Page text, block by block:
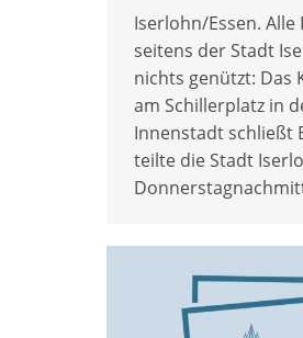
Iserlohn/Essen.
seitens der Stadt
nichts genützt: Das
am Schillerplatz in
Innenstadt schließt
teilte die Stadt